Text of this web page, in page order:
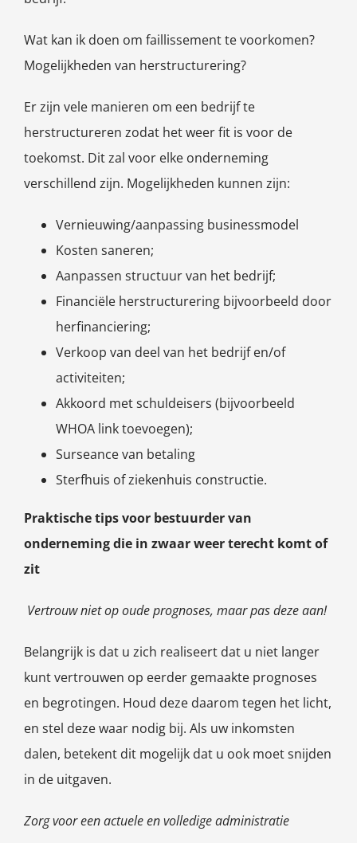
Wat kan ik doen om faillissement te voorkomen?
Mogelijkheden van herstructurering?
Er zijn vele manieren om een bedrijf te
herstructureren zodat het weer fit is voor de
toekomst. Dit zal voor elke onderneming
verschillend zijn. Mogelijkheden kunnen zijn:
Vernieuwing/aanpassing businessmodel
Kosten saneren;
Aanpassen structuur van het bedrijf;
Financiële herstructurering bijvoorbeeld door
herfinanciering;
Verkoop van deel van het bedrijf en/of
activiteiten;
Akkoord met schuldeisers (bijvoorbeeld
WHOA link toevoegen);
Surseance van betaling
Sterfhuis of ziekenhuis constructie.
Praktische tips voor bestuurder van
onderneming die in zwaar weer terecht komt of
zit
Vertrouw niet op oude prognoses, maar pas deze aan!
Belangrijk is dat u zich realiseert dat u niet langer
kunt vertrouwen op eerder gemaakte prognoses
en begrotingen. Houd deze daarom tegen het licht,
en stel deze waar nodig bij. Als uw inkomsten
dalen, betekent dit mogelijk dat u ook moet snijden
in de uitgaven.
Zorg voor een actuele en volledige administratie